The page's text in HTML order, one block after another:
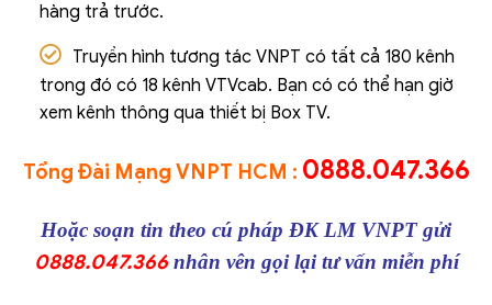
hàng trả trước.
Truyền hình tương tác VNPT có tất cả 180 kênh
trong đó có 18 kênh VTVcab. Bạn có có thể hạn giờ
xem kênh thông qua thiết bị Box TV.
Tổng Đài Mạng VNPT HCM : 0888.047.366
Hoặc soạn tin theo cú pháp ĐK LM VNPT gửi
0888.047.366nhân vên gọi lại tư vấn miễn phí